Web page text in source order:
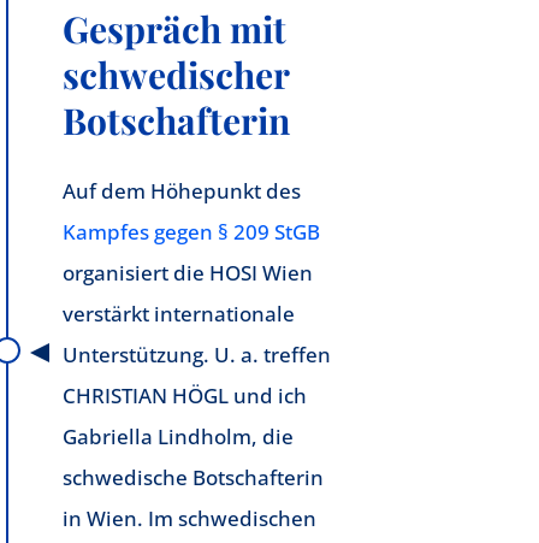
Gespräch mit
schwedischer
Botschafterin
Auf dem Höhepunkt des
Kampfes gegen § 209 StGB
organisiert die HOSI Wien
verstärkt internationale
Unterstützung. U. a. treffen
CHRISTIAN HÖGL und ich
Gabriella Lindholm, die
schwedische Botschafterin
in Wien. Im schwedischen